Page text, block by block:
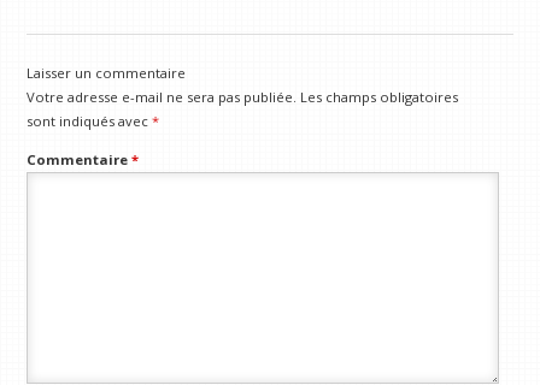
Laisser un commentaire
Votre adresse e-mail ne sera pas publiée. Les champs obligatoires
sont indiqués avec*
Commentaire*